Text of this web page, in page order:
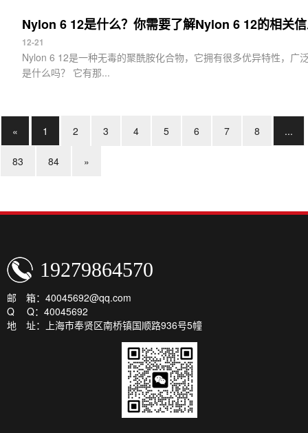
Nylon 6 12是什么？你需要了解Nylon 6 12的相关
12-21
Nylon 6 12是一种无毒的聚酰胺化合物，它拥有很多优异特性，广
是什么吗？ 它有那...
« 1 2 3 4 5 6 7 8 ...
83 84 »
19279864570
邮 箱：40045692@qq.com
Q Q：40045692
地 址：上海市奉贤区南桥镇国顺路936号5幢